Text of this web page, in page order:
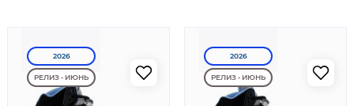
2026
РЕЛИЗ - ИЮНЬ
2026
РЕЛИЗ - ИЮНЬ